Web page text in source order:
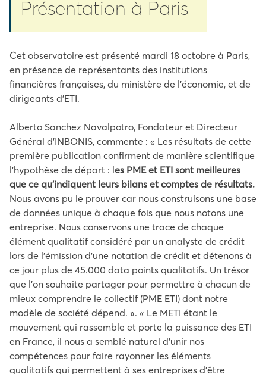
Présentation à Paris
Cet observatoire est présenté mardi 18 octobre à Paris,
en présence de représentants des institutions
financières françaises, du ministère de l’économie, et de
dirigeants d’ETI.
Alberto Sanchez Navalpotro, Fondateur et Directeur
Général d’INBONIS, commente : « Les résultats de cette
première publication confirment de manière scientifique
l’hypothèse de départ : les PME et ETI sont meilleures
que ce qu’indiquent leurs bilans et comptes de résultats.
Nous avons pu le prouver car nous construisons une base
de données unique à chaque fois que nous notons une
entreprise. Nous conservons une trace de chaque
élément qualitatif considéré par un analyste de crédit
lors de l’émission d’une notation de crédit et détenons à
ce jour plus de 45.000 data points qualitatifs. Un trésor
que l’on souhaite partager pour permettre à chacun de
mieux comprendre le collectif (PME ETI) dont notre
modèle de société dépend. ». « Le METI étant le
mouvement qui rassemble et porte la puissance des ETI
en France, il nous a semblé naturel d’unir nos
compétences pour faire rayonner les éléments
qualitatifs qui permettent à ses entreprises d’être